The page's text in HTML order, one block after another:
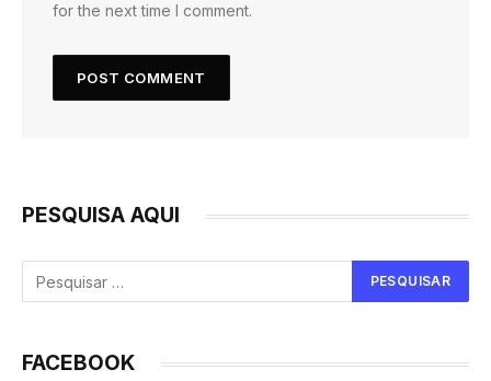
for the next time I comment.
PESQUISA AQUI
FACEBOOK